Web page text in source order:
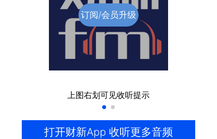
订阅/会员升级
上图右划可见收听提示
打开财新App 收听更多音频